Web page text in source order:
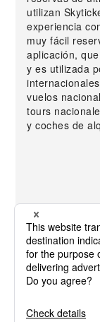
utilizan
experiencia
muy fácil
aplicación,
y es utilizada
vuelos
tours
y coches de